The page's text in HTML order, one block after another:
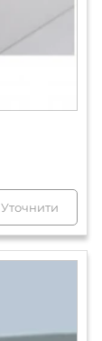
Уточнити